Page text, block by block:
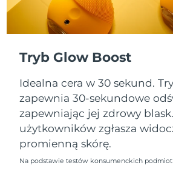
Tryb Glow Boost
Idealna cera w 30 sekund.
zapewnia 30-sekundowe
zapewniając jej zdrowy blask.
użytkowników zgłasza
promienną skórę.
Na podstawie testów konsumenckich
Reunion
Rumunia
Rosja
Arabia Saudyjska